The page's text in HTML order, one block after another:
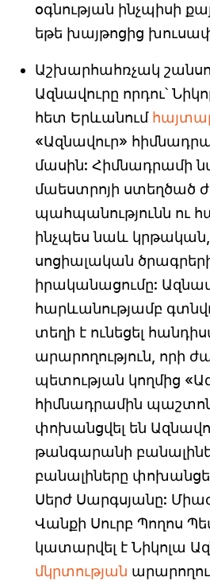
օգնության ինչպիսի
եթե խայթոցից
Աշխարհահռչակ
Ազնավուրը որդու՝
հետ Երևանում
«Ազնավուր»
մասին: Հիմնադրամի
մաեստրոյի ստեղծած
պահպանությունն ու
ինչպես նաև
սոցիալական
իրականացումը:
հարևանությամբ
տեղի է ունեցել
արարողություն, որի
պետության կողմից
հիմնադրամին
փոխանցվել են
թանգարանի
բանալիները
Սերժ Սարգսյանը:
Վանքի Սուրբ Պողոս
կատարվել է Նիկոլա
մկրտության